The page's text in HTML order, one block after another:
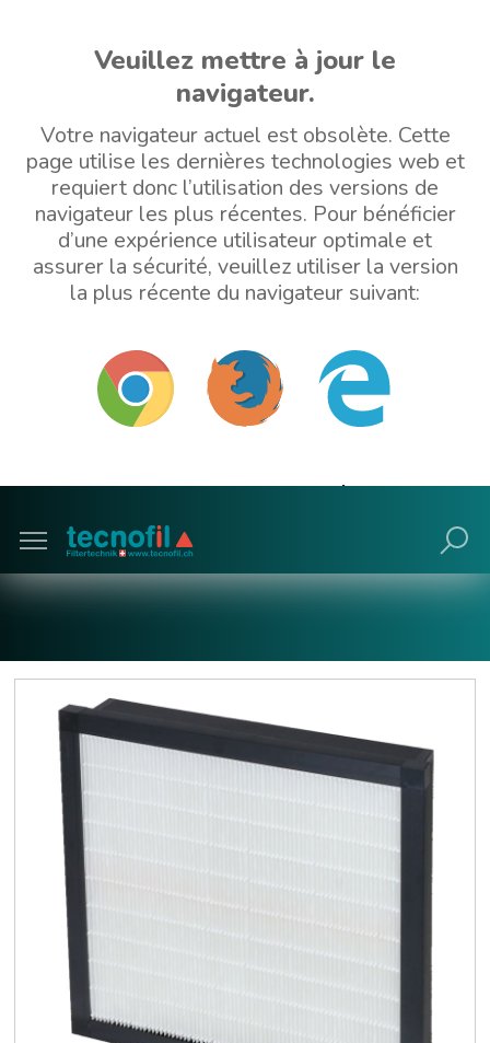
Veuillez mettre à jour le
navigateur.
Votre navigateur actuel est obsolète. Cette
page utilise les dernières technologies web et
requiert donc l’utilisation des versions de
navigateur les plus récentes. Pour bénéficier
d’une expérience utilisateur optimale et
assurer la sécurité, veuillez utiliser la version
la plus récente du navigateur suivant:
Poursuivre avec navigateur obsolète (non